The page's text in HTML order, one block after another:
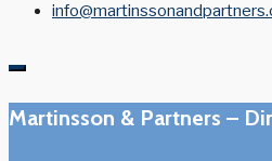
Martinsson & Partners –